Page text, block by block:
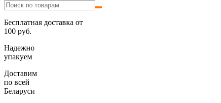
Бесплатная доставка от
100 руб.
Надежно
упакуем
Доставим
по всей
Беларуси